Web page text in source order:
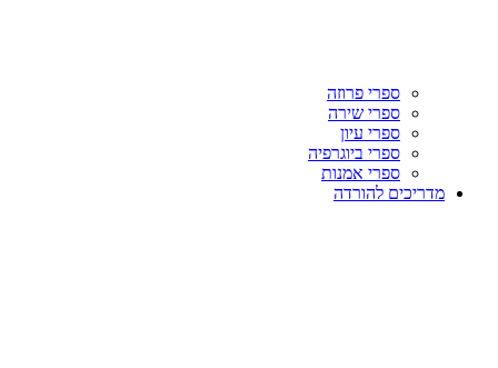
ספרי פרוזה
ספרי שירה
ספרי עיון
ספרי ביוגרפיה
ספרי אמנות
מדריכים להורדה